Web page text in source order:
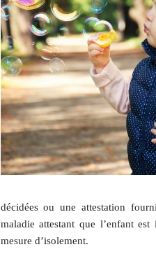
décidées ou une attestation
maladie attestant que l’enfant
mesure d’isolement.